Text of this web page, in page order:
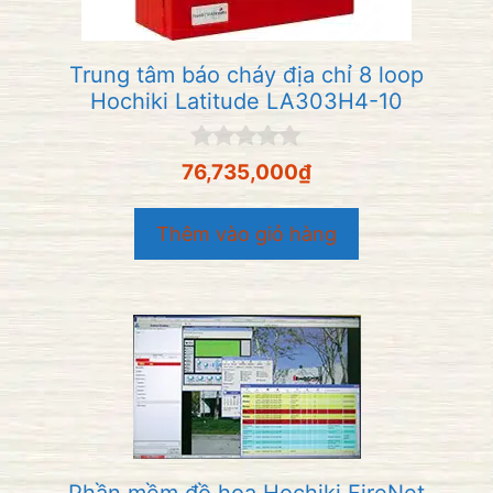
Trung tâm báo cháy địa chỉ 8 loop
Hochiki Latitude LA303H4-10
0
n
g
o
à
i
76,735,000₫
Thêm vào giỏ hàng